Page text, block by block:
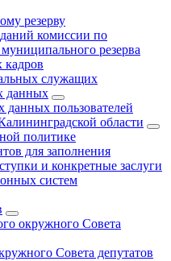
резерву
комиссии по
резерва
кадров
служащих
данных
данных пользователей
области
политике
для заполнения
и конкретные заслуги
систем
окружного Совета
Совета депутатов